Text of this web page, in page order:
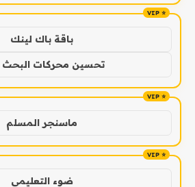
باقة باك لينك
تحسين محركات البحث SEO
ماسنجر المسلم
ضوء التعليمي